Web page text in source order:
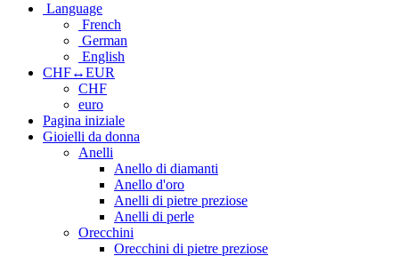
Language
French
German
English
CHF↔EUR
CHF
euro
Pagina iniziale
Gioielli da donna
Anelli
Anello di diamanti
Anello d'oro
Anelli di pietre preziose
Anelli di perle
Orecchini
Orecchini di pietre preziose